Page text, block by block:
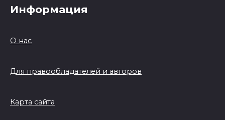
Информация
О нас
Для правообладателей и авторов
Карта сайта